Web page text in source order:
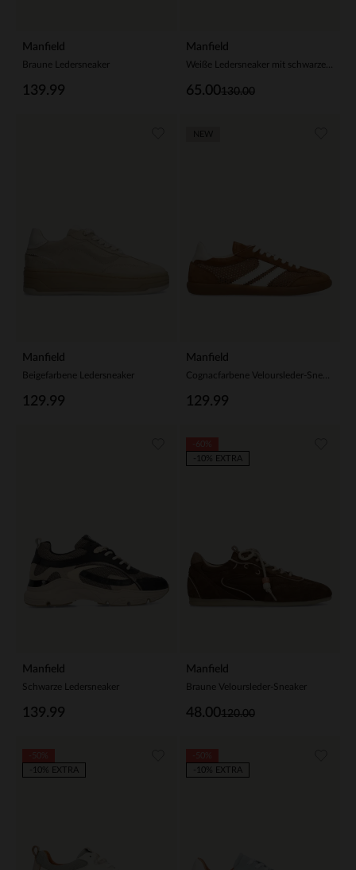
Manfield
Braune Ledersneaker
139.99
Manfield
130.00
65.00
Manfield
Beigefarbene Ledersneaker
129.99
Manfield
129.99
Manfield
Schwarze Ledersneaker
139.99
Manfield
Braune Veloursleder-Sneaker
120.00
48.00
-10% EXTRA
-10% EXTRA
-10% EXTRA